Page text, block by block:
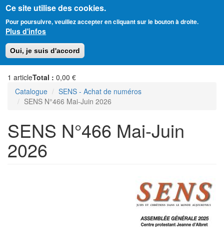
Ce site utilise des cookies.
Pour poursuivre, veuillez accepter en cliquant sur le bouton à droite.
Plus d'infos
Oui, je suis d'accord
au
contenu
principal
Amitié Judéo-Chrétienne de France
1 articleTotal : 0,00 €
Catalogue
SENS - Achat de numéros
SENS N°466 Mai-Juin 2026
SENS N°466 Mai-Juin
2026